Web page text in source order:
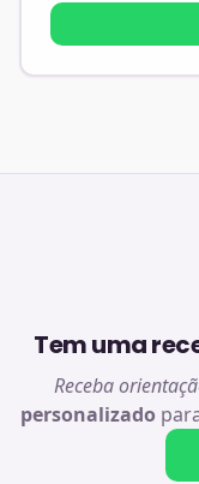
Tem uma
Receba
personalizado